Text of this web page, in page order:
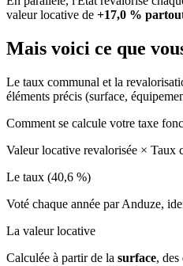
valeur locative de +17,0 %
Mais voici ce que
Le taux communal et la
éléments précis (surface,
Comment se calcule votre taxe
Valeur locative revalorisée × Taux
Le taux (40,6 %)
Voté chaque année par Anduze,
La valeur locative
Calculée à partir de la surface, des